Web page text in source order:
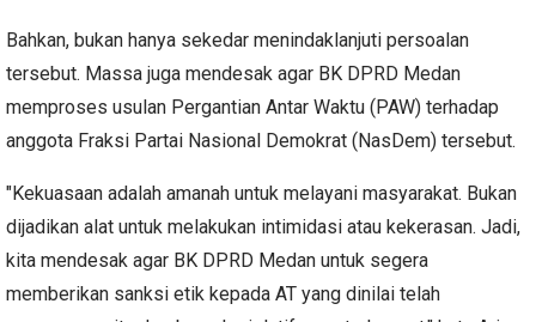
Bahkan, bukan hanya sekedar menindaklanjuti persoalan
tersebut. Massa juga mendesak agar BK DPRD Medan
memproses usulan Pergantian Antar Waktu (PAW) terhadap
anggota Fraksi Partai Nasional Demokrat (NasDem) tersebut.
"Kekuasaan adalah amanah untuk melayani masyarakat. Bukan
dijadikan alat untuk melakukan intimidasi atau kekerasan. Jadi,
kita mendesak agar BK DPRD Medan untuk segera
memberikan sanksi etik kepada AT yang dinilai telah